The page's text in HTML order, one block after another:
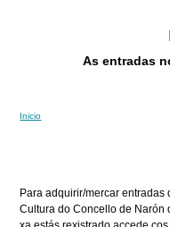
As entradas
Vostede está
Inicio
Para adquirir/mercar
Cultura do Concello de Narón